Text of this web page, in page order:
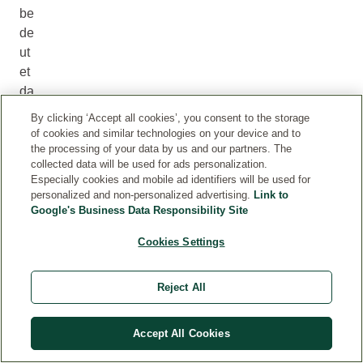
be
de
ut
et
da
all
es
für
en
By clicking ‘Accept all cookies’, you consent to the storage
of cookies and similar technologies on your device and to
the processing of your data by us and our partners. The
collected data will be used for ads personalization.
Especially cookies and mobile ad identifiers will be used for
personalized and non-personalized advertising. Link to
Google's Business Data Responsibility Site
Cookies Settings
Reject All
Accept All Cookies